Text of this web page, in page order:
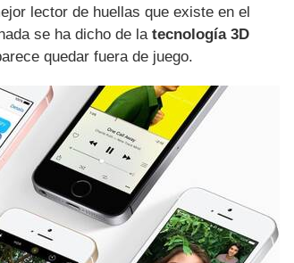
lector de huellas que existe en el
se ha dicho de la tecnología 3D
quedar fuera de juego.